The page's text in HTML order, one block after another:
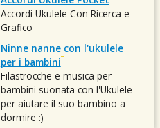
Accordi Ukulele Con Ricerca e
Grafico
Ninne nanne con l'ukulele
per i bambini
Filastrocche e musica per
bambini suonata con l'Ukulele
per aiutare il suo bambino a
dormire :)